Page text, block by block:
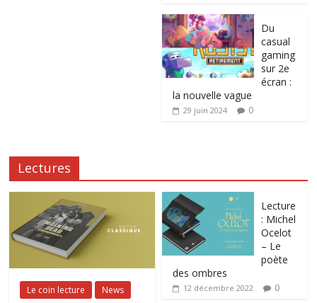
Du
casual
gaming
sur 2e
écran :
la nouvelle vague
29 juin 2024 0
Lectures
Le coin lecture News
Lecture
: Michel
Ocelot
– Le
poète
des ombres
12 décembre 2022 0